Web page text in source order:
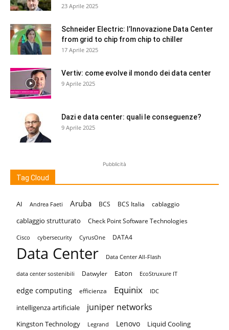
23 Aprile 2025
Schneider Electric: l’Innovazione Data Center
from grid to chip from chip to chiller
17 Aprile 2025
Vertiv: come evolve il mondo dei data center
9 Aprile 2025
Dazi e data center: quali le conseguenze?
9 Aprile 2025
Pubblicità
Tag Cloud
AI Andrea Faeti Aruba BCS BCS Italia cablaggio
cablaggio strutturato Check Point Software Technologies
Cisco cybersecurity CyrusOne DATA4
Data Center Data Center All-Flash
data center sostenibili Datwyler Eaton EcoStruxure IT
edge computing efficienza Equinix IDC
intelligenza artificiale juniper networks
Kingston Technology Legrand Lenovo Liquid Cooling